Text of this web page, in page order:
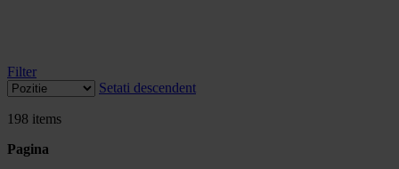
Filter
Setati descendent
198 items
Pagina